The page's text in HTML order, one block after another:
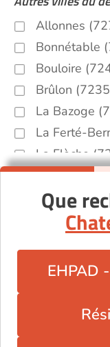
Allonnes
Bonnétable
Bouloire
Brûlon
La Bazoge
La Ferté-
La Flèche
Le Luart
Le Lude
Mamers
Parigné-le-
Sablé-sur-
Saint-Calais
Saint-
Que
EHPAD